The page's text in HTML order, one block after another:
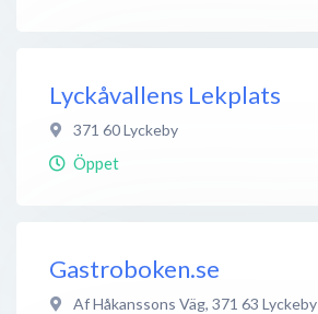
Lyckåvallens Lekplats
371 60Lyckeby
Öppet
Gastroboken.se
Af Håkanssons Väg, 371 63 Lyckeby